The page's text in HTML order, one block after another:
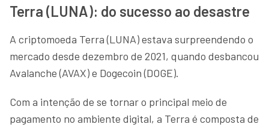
Terra (LUNA): do sucesso ao desastre
A criptomoeda Terra (LUNA) estava surpreendendo o
mercado desde dezembro de 2021, quando desbancou
Avalanche (AVAX) e Dogecoin (DOGE).
Com a intenção de se tornar o principal meio de
pagamento no ambiente digital, a Terra é composta de